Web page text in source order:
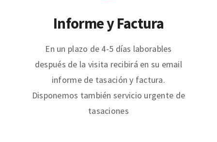
Informe y Factura
En un plazo de 4-5 días laborables
después de la visita recibirá en su email
informe de tasación y factura.
Disponemos también servicio urgente de
tasaciones